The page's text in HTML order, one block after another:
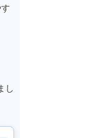
し